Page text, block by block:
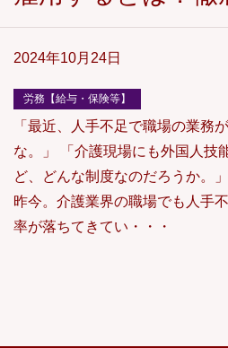
2024年10月24日
労務【給与・保険等】
「最近、人手不足で職場の業務
な。」 「介護現場にも外国人技
ど、どんな制度なのだろうか。
昨今。介護業界の職場でも人手
率が落ちてきてい・・・